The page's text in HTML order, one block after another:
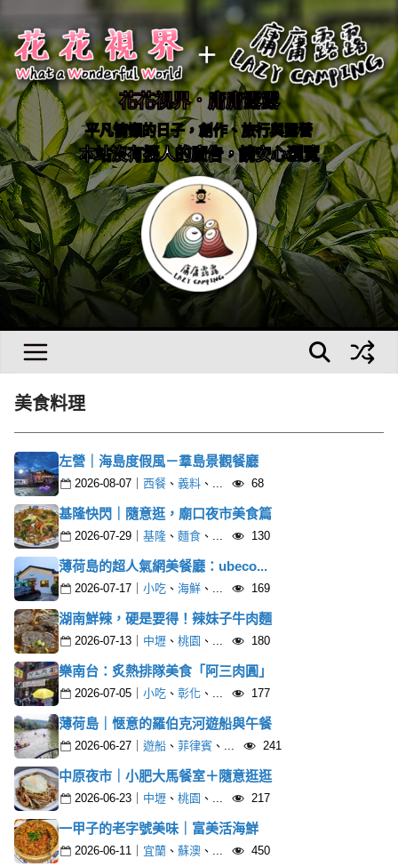
to
content
花花視界．庸庸露露
平凡慵懶的日子，創作、旅行與露營
本站沒有擾人的廣告，請安心瀏覽
美食料理
左營｜海島度假風－羣島景觀餐廳
2026-08-07 西餐 、 義料 、... 68
基隆快閃｜隨意逛，廟口夜市美食篇
2026-07-29 基隆 、 麵食 、... 130
薄荷島的超人氣網美餐廳：ubeco...
2026-07-17 小吃 、 海鮮 、... 169
湖南鮮辣，硬是要得！辣妹子牛肉麵
2026-07-13 中壢 、 桃園 、... 180
樂南台：炙熱排隊美食「阿三肉圓」
2026-07-05 小吃 、 彰化 、... 177
薄荷島｜愜意的羅伯克河遊船與午餐
2026-06-27 遊船 、 菲律賓 、... 241
中原夜市｜小肥大馬餐室＋隨意逛逛
2026-06-23 中壢 、 桃園 、... 217
一甲子的老字號美味｜富美活海鮮
2026-06-11 宜蘭 、 蘇澳 、... 450